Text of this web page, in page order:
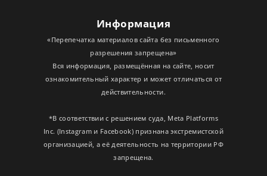
Информация
«Перепечатка материалов сайта без письменного
разрешения запрещена»
Вся информация, размещённая на сайте, носит
ознакомительный характер и может отличаться от
действительности.
*В соответствии с решением суда, Meta Platforms
Inc. (Instagram и Facebook) признана экстремистской
организацией, а её деятельность на территории РФ
запрещена.